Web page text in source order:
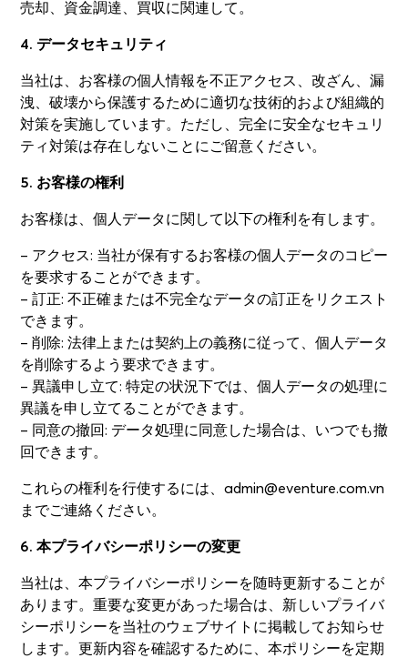
売却、資金調達、買収に関連して。
4. データセキュリティ
当社は、お客様の個人情報を不正アクセス、改ざん、漏
洩、破壊から保護するために適切な技術的および組織的
対策を実施しています。ただし、完全に安全なセキュリ
ティ対策は存在しないことにご留意ください。
5. お客様の権利
お客様は、個人データに関して以下の権利を有します。
– アクセス: 当社が保有するお客様の個人データのコピー
を要求することができます。
– 訂正: 不正確または不完全なデータの訂正をリクエスト
できます。
– 削除: 法律上または契約上の義務に従って、個人データ
を削除するよう要求できます。
– 異議申し立て: 特定の状況下では、個人データの処理に
異議を申し立てることができます。
– 同意の撤回: データ処理に同意した場合は、いつでも撤
回できます。
これらの権利を行使するには、admin@eventure.com.vn
までご連絡ください。
6. 本プライバシーポリシーの変更
当社は、本プライバシーポリシーを随時更新することが
あります。重要な変更があった場合は、新しいプライバ
シーポリシーを当社のウェブサイトに掲載してお知らせ
します。更新内容を確認するために、本ポリシーを定期